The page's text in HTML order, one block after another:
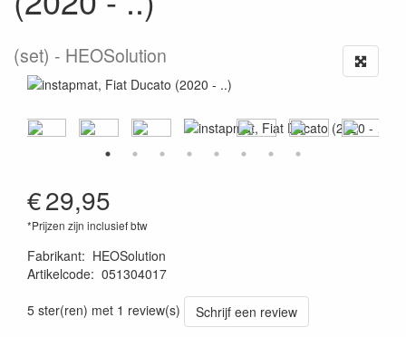
(set) HEOSolution
€29,95
*Prijzen zijn inclusief btw
Fabrikant: HEOSolution
Artikelcode: 051304017
5 ster(ren) met 1 review(s)
Schrijf een review